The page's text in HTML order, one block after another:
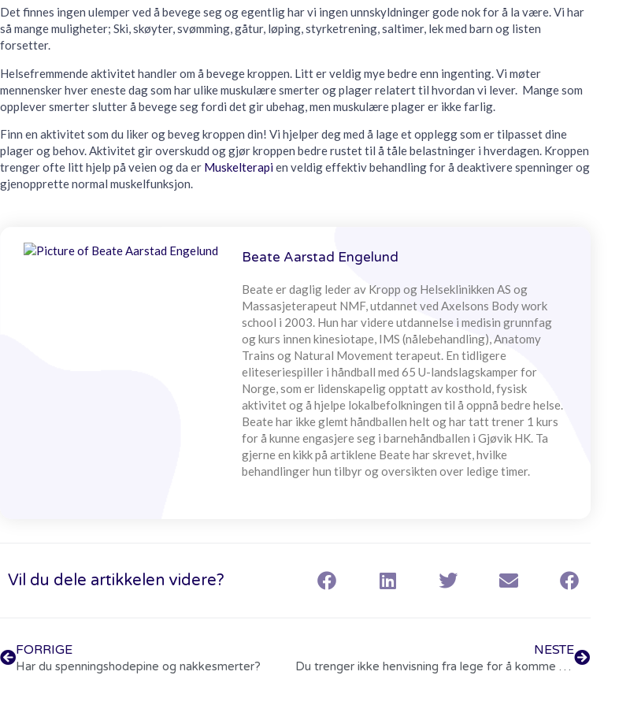
Det finnes ingen ulemper ved å bevege seg og egentlig har vi ingen unnskyldninger gode nok for å la være. Vi har
så mange muligheter; Ski, skøyter, svømming, gåtur, løping, styrketrening, saltimer, lek med barn og listen
forsetter.
Helsefremmende aktivitet handler om å bevege kroppen. Litt er veldig mye bedre enn ingenting. Vi møter
mennensker hver eneste dag som har ulike muskulære smerter og plager relatert til hvordan vi lever. Mange som
opplever smerter slutter å bevege seg fordi det gir ubehag, men muskulære plager er ikke farlig.
Finn en aktivitet som du liker og beveg kroppen din! Vi hjelper deg med å lage et opplegg som er tilpasset dine
plager og behov. Aktivitet gir overskudd og gjør kroppen bedre rustet til å tåle belastninger i hverdagen. Kroppen
trenger ofte litt hjelp på veien og da er Muskelterapien veldig effektiv behandling for å deaktivere spenninger og
gjenopprette normal muskelfunksjon.
Beate Aarstad Engelund
Beate er daglig leder av Kropp og Helseklinikken AS og
Massasjeterapeut NMF, utdannet ved Axelsons Body work
school i 2003. Hun har videre utdannelse i medisin grunnfag
og kurs innen kinesiotape, IMS (nålebehandling), Anatomy
Trains og Natural Movement terapeut. En tidligere
eliteseriespiller i håndball med 65 U-landslagskamper for
Norge, som er lidenskapelig opptatt av kosthold, fysisk
aktivitet og å hjelpe lokalbefolkningen til å oppnå bedre helse.
Beate har ikke glemt håndballen helt og har tatt trener 1 kurs
for å kunne engasjere seg i barnehåndballen i Gjøvik HK. Ta
gjerne en kikk på artiklene Beate har skrevet, hvilke
behandlinger hun tilbyr og oversikten over ledige timer.
Vil du dele artikkelen videre?
FORRIGE
Har du spenningshodepine og nakkesmerter?
NESTE
Du trenger ikke henvisning fra lege for å komme til oss